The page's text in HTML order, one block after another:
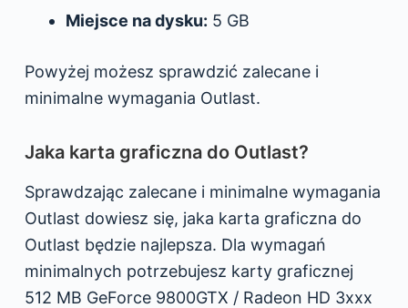
Miejsce na dysku: 5 GB
Powyżej możesz sprawdzić zalecane i
minimalne wymagania Outlast.
Jaka karta graficzna do Outlast?
Sprawdzając zalecane i minimalne wymagania
Outlast dowiesz się, jaka karta graficzna do
Outlast będzie najlepsza. Dla wymagań
minimalnych potrzebujesz karty graficznej
512 MB GeForce 9800GTX / Radeon HD 3xxx